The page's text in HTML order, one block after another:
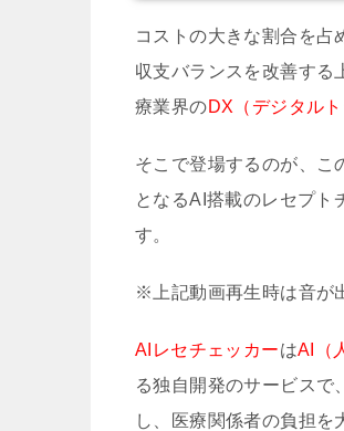
コストの大きな割合を占
収支バランスを改善する
療業界のDX（デジタル
そこで登場するのが、こ
となるAI搭載のレセプト
す。
※上記動画再生時は音が
AIレセチェッカーはAI（
る独自開発のサービスで
し、医療関係者の負担を